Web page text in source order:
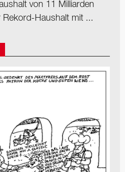
von 11 Milliarden
Rekord-Haushalt mit ...